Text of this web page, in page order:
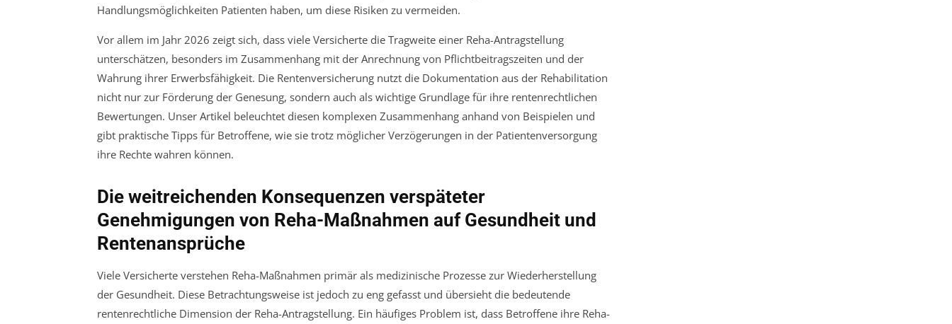
Handlungsmöglichkeiten Patienten haben, um diese Risiken zu vermeiden.
Vor allem im Jahr 2026 zeigt sich, dass viele Versicherte die Tragweite einer Reha-Antragstellung
unterschätzen, besonders im Zusammenhang mit der Anrechnung von Pflichtbeitragszeiten und der
Wahrung ihrer Erwerbsfähigkeit. Die Rentenversicherung nutzt die Dokumentation aus der Rehabilitation
nicht nur zur Förderung der Genesung, sondern auch als wichtige Grundlage für ihre rentenrechtlichen
Bewertungen. Unser Artikel beleuchtet diesen komplexen Zusammenhang anhand von Beispielen und
gibt praktische Tipps für Betroffene, wie sie trotz möglicher Verzögerungen in der Patientenversorgung
ihre Rechte wahren können.
Die weitreichenden Konsequenzen verspäteter
Genehmigungen von Reha-Maßnahmen auf Gesundheit und
Rentenansprüche
Viele Versicherte verstehen Reha-Maßnahmen primär als medizinische Prozesse zur Wiederherstellung
der Gesundheit. Diese Betrachtungsweise ist jedoch zu eng gefasst und übersieht die bedeutende
rentenrechtliche Dimension der Reha-Antragstellung. Ein häufiges Problem ist, dass Betroffene ihre Reha-